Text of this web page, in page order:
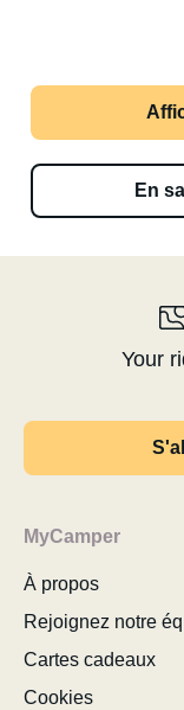
En
Your
MyCamper
À propos
Rejoignez notre
Cartes cadeaux
Cookies